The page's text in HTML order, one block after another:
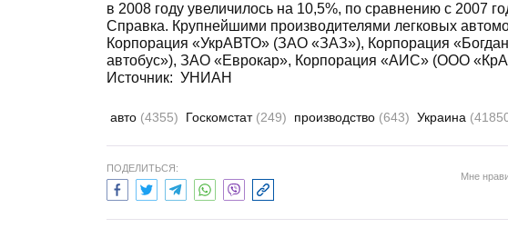
в 2008 году увеличилось на 10,5%, по сравнению с 2007
Справка. Крупнейшими производителями легковых
Корпорация «УкрАВТО» (ЗАО «ЗАЗ»), Корпорация
автобус»), ЗАО «Еврокар», Корпорация «АИС» (ООО
Источник: УНИАН
авто (4355) Госкомстат (249) производство (643) Украина
ПОДЕЛИТЬСЯ:
Мне